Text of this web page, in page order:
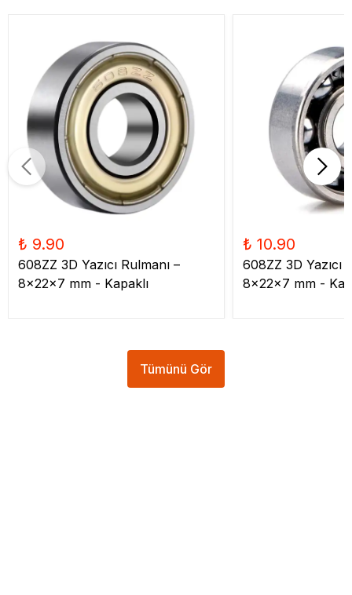
₺ 9.90
608ZZ 3D Yazıcı Rulmanı –
8x22x7 mm - Kapaklı
₺ 10.90
608ZZ 3D Yazıcı
8x22x7 mm -
Tümünü Gör